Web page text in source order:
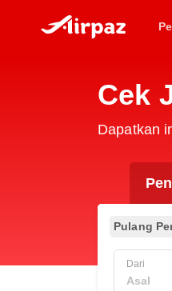
Cek
Dapatkan
Pulang
Dari